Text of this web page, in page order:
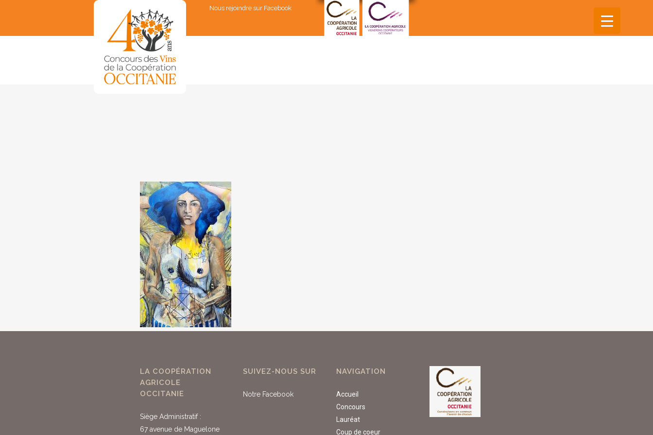
Nous rejoindre sur Facebook
LA COOPÉRATION
AGRICOLE
OCCITANIE
Siège Administratif :
67 avenue de Maguelone
SUIVEZ-NOUS SUR
Notre Facebook
NAVIGATION
Accueil
Concours
Lauréat
Coup de coeur